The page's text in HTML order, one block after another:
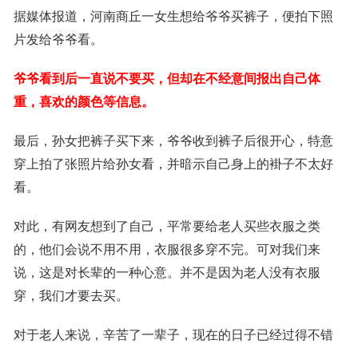
据媒体报道，河南商丘一女生想给爷爷买裤子，便拍下照
片发给爷爷看。
爷爷看到后一直说不要买，但却在不经意间报出自己体
重，喜欢的颜色等信息。
最后，孙女把裤子买下来，爷爷收到裤子后很开心，特意
穿上拍了张照片给孙女看，并暗示自己身上的褂子不太好
看。
对此，有网友想到了自己，平常要给老人买些衣服之类
的，他们会说不用不用，衣服很多穿不完。可对我们来
说，这是对长辈的一种心意。并不是因为老人没有衣服
穿，我们才要去买。
对于老人来说，辛苦了一辈子，现在的日子已经过得不错